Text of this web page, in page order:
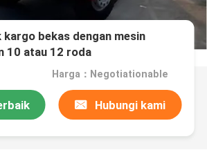
bekas dengan mesin
10 atau 12 roda
Harga：Negotiationable
Hubungi kami